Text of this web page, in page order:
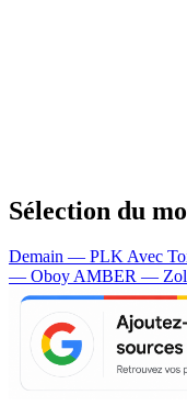
Sélection du
Demain — PLKAvec
— OboyAMBER —